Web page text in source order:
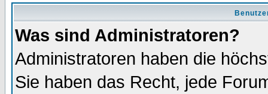
Was sind Administratoren?
Administratoren haben die
Sie haben das Recht, jede